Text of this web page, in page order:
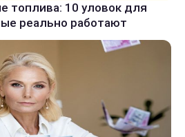
топлива: 10 уловок для
реально работают